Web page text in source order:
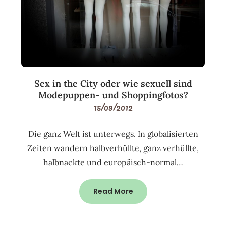
Sex in the City oder wie sexuell sind
Modepuppen- und Shoppingfotos?
15/09/2012
Die ganz Welt ist unterwegs. In globalisierten
Zeiten wandern halbverhüllte, ganz verhüllte,
halbnackte und europäisch-normal…
Read More